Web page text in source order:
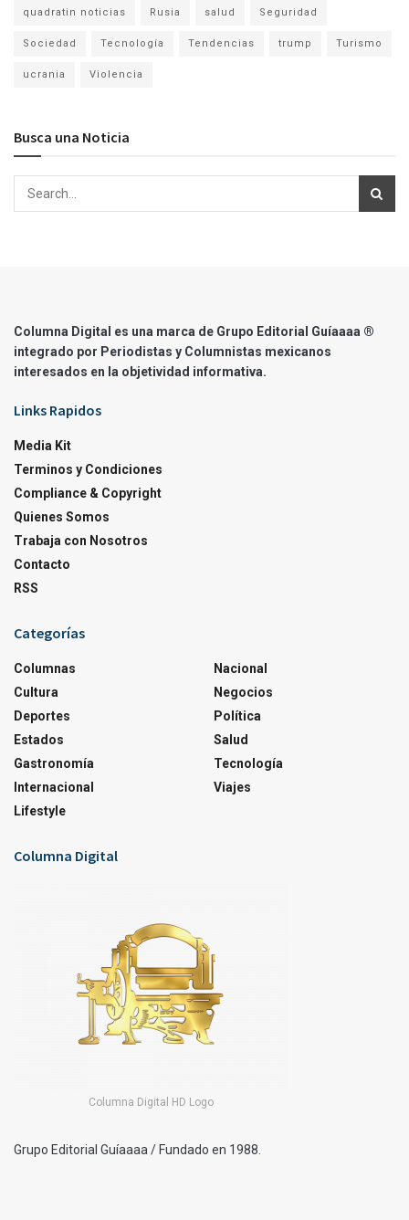
quadratin noticias Rusia salud Seguridad
Sociedad Tecnología Tendencias trump Turismo
ucrania Violencia
Busca una Noticia
Columna Digital es una marca de Grupo Editorial Guíaaaa ®
integrado por Periodistas y Columnistas mexicanos
interesados en la objetividad informativa.
Links Rapidos
Media Kit
Terminos y Condiciones
Compliance & Copyright
Quienes Somos
Trabaja con Nosotros
Contacto
RSS
Categorías
Columnas
Cultura
Deportes
Estados
Gastronomía
Internacional
Lifestyle
Nacional
Negocios
Política
Salud
Tecnología
Viajes
Columna Digital
Columna Digital HD Logo
Grupo Editorial Guíaaaa / Fundado en 1988.